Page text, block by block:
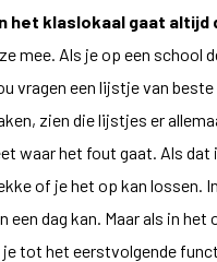
het klaslokaal gaat altijd
mee. Als je op een school
vragen een lijstje van
zien die lijstjes er
waar het fout gaat. Als dat
of je het op kan lossen.
een dag kan. Maar als in
tot het eerstvolgende